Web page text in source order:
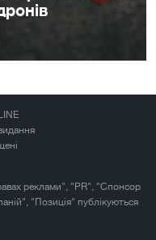
реклами", "PR", "Спонсор
"Позиція" публікуються